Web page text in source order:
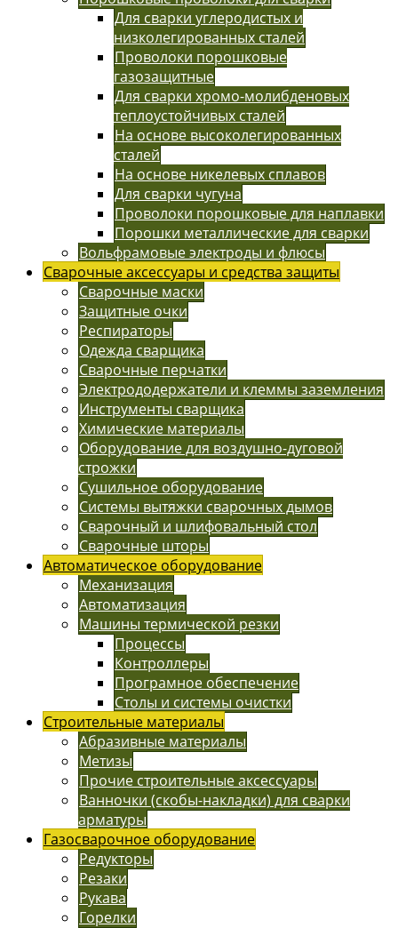
Для сварки углеродистых и
низколегированных сталей
Проволоки порошковые
газозащитные
Для сварки хромо-молибденовых
теплоустойчивых сталей
На основе высоколегированных
сталей
На основе никелевых сплавов
Для сварки чугуна
Проволоки порошковые для наплавки
Порошки металлические для сварки
Вольфрамовые электроды и флюсы
Сварочные аксессуары и средства защиты
Сварочные маски
Защитные очки
Респираторы
Одежда сварщика
Сварочные перчатки
Электрододержатели и клеммы заземления
Инструменты сварщика
Химические материалы
Оборудование для воздушно-дуговой
строжки
Сушильное оборудование
Системы вытяжки сварочных дымов
Сварочный и шлифовальный стол
Сварочные шторы
Автоматическое оборудование
Механизация
Автоматизация
Машины термической резки
Процессы
Контроллеры
Програмное обеспечение
Столы и системы очистки
Строительные материалы
Абразивные материалы
Метизы
Прочие строительные аксессуары
Ванночки (скобы-накладки) для сварки
арматуры
Газосварочное оборудование
Редукторы
Резаки
Рукава
Горелки